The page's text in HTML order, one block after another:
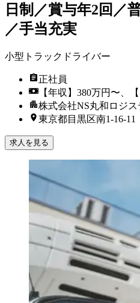
日制／賞与年2回／
／手当充実
小型トラックドライバー
正社員
【年収】380万円〜、
株式会社NS丸和ロジ
東京都目黒区南1-16-11
求人を見る